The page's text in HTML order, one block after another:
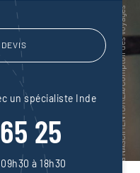
un spécialiste Inde
25
à 18h30